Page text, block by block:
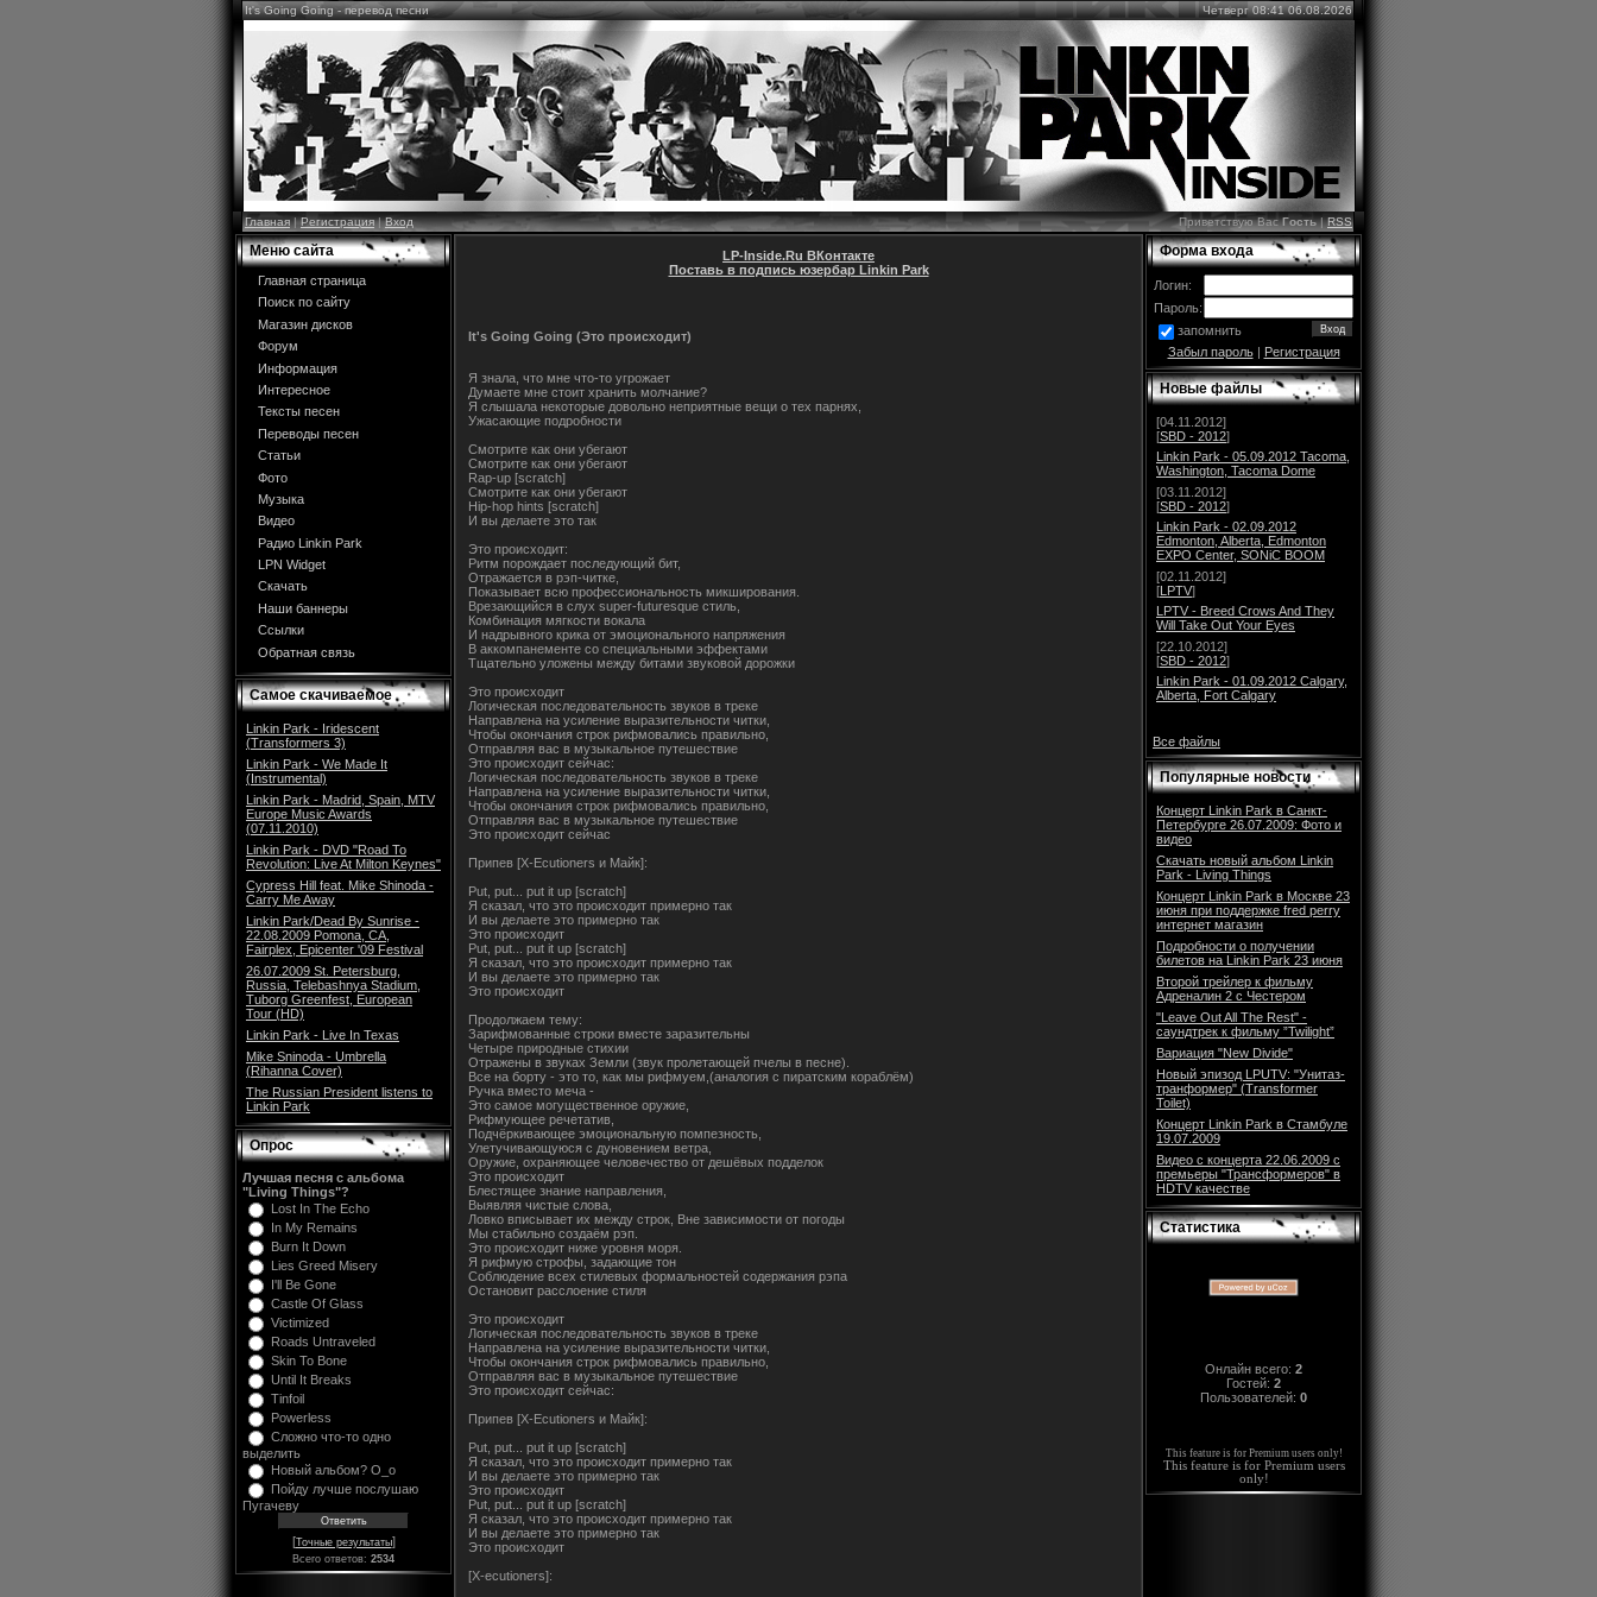
It's Going Going - перевод песни Четверг 08:41 06.08.2026
Главная|Регистрация|Вход Приветствую ВасГость|RSS
Меню сайта
Главная страница
Поиск по сайту
Магазин дисков
Форум
Информация
Интересное
Тексты песен
Переводы песен
Статьи
Фото
Музыка
Видео
Радио Linkin Park
LPN Widget
Скачать
Наши баннеры
Ссылки
Обратная связь
Самое скачиваемое
Linkin Park - Iridescent
(Transformers 3)
Linkin Park - We Made It
(Instrumental)
Linkin Park - Madrid, Spain, MTV
Europe Music Awards
(07.11.2010)
Linkin Park - DVD "Road To
Revolution: Live At Milton Keynes"
Cypress Hill feat. Mike Shinoda -
Carry Me Away
Linkin Park/Dead By Sunrise -
22.08.2009 Pomona, CA,
Fairplex, Epicenter '09 Festival
26.07.2009 St. Petersburg,
Russia, Telebashnya Stadium,
Tuborg Greenfest, European
Tour (HD)
Linkin Park - Live In Texas
Mike Sninoda - Umbrella
(Rihanna Cover)
The Russian President listens to
Linkin Park
Опрос
Лучшая песня с альбома
"Living Things"?
Lost In The Echo
In My Remains
Burn It Down
Lies Greed Misery
I'll Be Gone
Castle Of Glass
Victimized
Roads Untraveled
Skin To Bone
Until It Breaks
Tinfoil
Powerless
Сложно что-то одно
выделить
Новый альбом? O_o
Пойду лучше послушаю
Пугачеву
[Точные результаты]
Всего ответов: 2534
LP-Inside.Ru ВКонтакте
Поставь в подпись юзербар Linkin Park
It's Going Going (Это происходит)
Я знала, что мне что-то угрожает
Думаете мне стоит хранить молчание?
Я слышала некоторые довольно неприятные вещи о тех парнях,
Ужасающие подробности
Смотрите как они убегают
Смотрите как они убегают
Rap-up [scratch]
Смотрите как они убегают
Hip-hop hints [scratch]
И вы делаете это так
Это происходит:
Ритм порождает последующий бит,
Отражается в рэп-читке,
Показывает всю профессиональность микширования.
Врезающийся в слух super-futuresque стиль,
Комбинация мягкости вокала
И надрывного крика от эмоционального напряжения
В аккомпанементе со специальными эффектами
Тщательно уложены между битами звуковой дорожки
Это происходит
Логическая последовательность звуков в треке
Направлена на усиление выразительности читки,
Чтобы окончания строк рифмовались правильно,
Отправляя вас в музыкальное путешествие
Это происходит сейчас:
Логическая последовательность звуков в треке
Направлена на усиление выразительности читки,
Чтобы окончания строк рифмовались правильно,
Отправляя вас в музыкальное путешествие
Это происходит сейчас
Припев [X-Ecutioners и Майк]:
Put, put... put it up [scratch]
Я сказал, что это происходит примерно так
И вы делаете это примерно так
Это происходит
Put, put... put it up [scratch]
Я сказал, что это происходит примерно так
И вы делаете это примерно так
Это происходит
Продолжаем тему:
Зарифмованные строки вместе заразительны
Четыре природные стихии
Отражены в звуках Земли (звук пролетающей пчелы в песне).
Все на борту - это то, как мы рифмуем,(аналогия с пиратским кораблём)
Ручка вместо меча -
Это самое могущественное оружие,
Рифмующее речетатив,
Подчёркивающее эмоциональную помпезность,
Улетучивающуюся с дуновением ветра,
Оружие, охраняющее человечество от дешёвых подделок
Это происходит
Блестящее знание направления,
Выявляя чистые слова,
Ловко вписывает их между строк, Вне зависимости от погоды
Мы стабильно создаём рэп.
Это происходит ниже уровня моря.
Я рифмую строфы, задающие тон
Соблюдение всех стилевых формальностей содержания рэпа
Остановит расслоение стиля
Это происходит
Логическая последовательность звуков в треке
Направлена на усиление выразительности читки,
Чтобы окончания строк рифмовались правильно,
Отправляя вас в музыкальное путешествие
Это происходит сейчас:
Припев [X-Ecutioners и Майк]:
Put, put... put it up [scratch]
Я сказал, что это происходит примерно так
И вы делаете это примерно так
Это происходит
Put, put... put it up [scratch]
Я сказал, что это происходит примерно так
И вы делаете это примерно так
Это происходит
[X-ecutioners]:
Форма входа
Логин:
Пароль:
запомнить
Забыл пароль| Регистрация
Новые файлы
[04.11.2012]
[SBD - 2012]
Linkin Park - 05.09.2012 Tacoma,
Washington, Tacoma Dome
[03.11.2012]
[SBD - 2012]
Linkin Park - 02.09.2012
Edmonton, Alberta, Edmonton
EXPO Center, SONiC BOOM
[02.11.2012]
[LPTV]
LPTV - Breed Crows And They
Will Take Out Your Eyes
[22.10.2012]
[SBD - 2012]
Linkin Park - 01.09.2012 Calgary,
Alberta, Fort Calgary
Все файлы
Популярные новости
Концерт Linkin Park в Санкт-
Петербурге 26.07.2009: Фото и
видео
Скачать новый альбом Linkin
Park - Living Things
Концерт Linkin Park в Москве 23
июня при поддержке fred perry
интернет магазин
Подробности о получении
билетов на Linkin Park 23 июня
Второй трейлер к фильму
Адреналин 2 с Честером
"Leave Out All The Rest" -
саундтрек к фильму ”Twilight”
Вариация "New Divide"
Новый эпизод LPUTV: "Унитаз-
транформер" (Transformer
Toilet)
Концерт Linkin Park в Стамбуле
19.07.2009
Видео с концерта 22.06.2009 с
премьеры "Трансформеров" в
HDTV качестве
Статистика
Онлайн всего: 2
Гостей: 2
Пользователей: 0
This feature is for Premium users only!
This feature is for Premium users
only!